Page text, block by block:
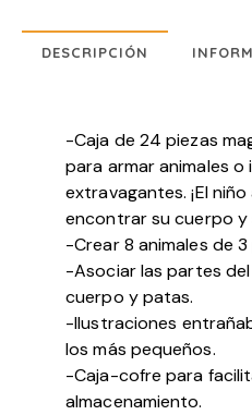
DESCRIPCIÓN
-Caja de 24 piezas
para armar animales
extravagantes. ¡El
encontrar su cuerpo y
-Crear 8 animales de
-Asociar las partes
cuerpo y patas.
-Ilustraciones
los más pequeños.
-Caja-cofre para
almacenamiento.